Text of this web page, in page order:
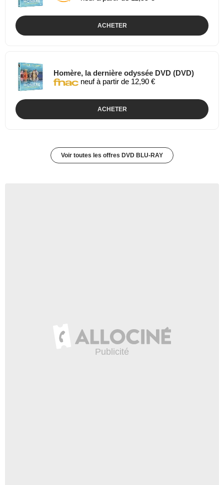
ACHETER
Homère, la dernière odyssée DVD (DVD)
neuf à partir de 12,90 €
ACHETER
Voir toutes les offres DVD BLU-RAY